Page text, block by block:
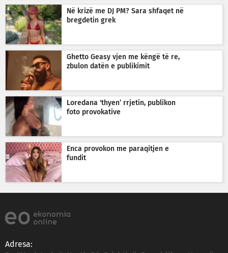
Në krizë me DJ PM? Sara shfaqet në
bregdetin grek
Ghetto Geasy vjen me këngë të re,
zbulon datën e publikimit
Loredana ‘thyen’ rrjetin, publikon
foto provokative
Enca provokon me paraqitjen e
fundit
Adresa: